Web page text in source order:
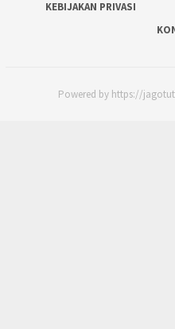
KEBIJAKAN PRIVASI
Powered by https://